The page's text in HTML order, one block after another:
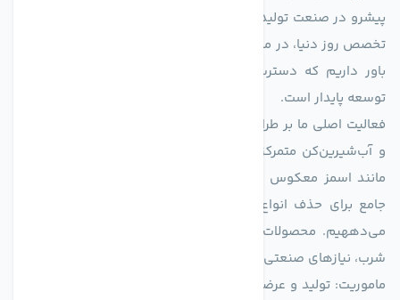
پیشرو در صنعت تولید تجهیزات تصفیه آب، با تکیه بر دانش فنی و
تخصص روز دنیا، در مسیر تأمین آب سالم و پایدار گام برمی‌دارد. ما
باور داریم که دسترسی به آب پاک، یک حق اساسی و زیربنای
توسعه پایدار است.
فعالیت اصلی ما بر طراحی و تولید سیستم‌های پیشرفته تصفیه آب
و آب‌شیرین‌کن متمرکز است. ما با بهره‌گیری از فناوری‌های نوین
جامع برای حذف انواع آلاینده‌ها، املاح و نمک از منابع آبی ارائه
می‌دههیم. محصولات ما برای مصارف متنوعی از جمله تأمین آب
شرب، نیازهای صنعتی و کشاورزی طراحی و بهینه‌سازی شده‌اند.
ماموریت: تولید و عرضه محصولاتی با بالاترین استاندارد کیفی، ارائه